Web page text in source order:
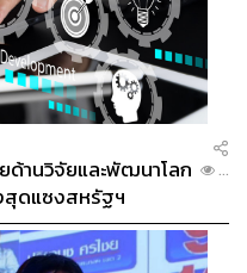
ด้านวิจัยและพัฒนาโลก
สุดแซงสหรัฐฯ
...